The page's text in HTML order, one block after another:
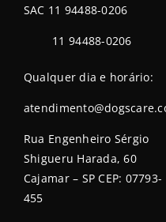
SAC 11 94488-0206
11 94488-0206
Qualquer dia e horário:
Rua Engenheiro Sérgio
Shigueru Harada, 60
Cajamar – SP CEP: 07793-
455